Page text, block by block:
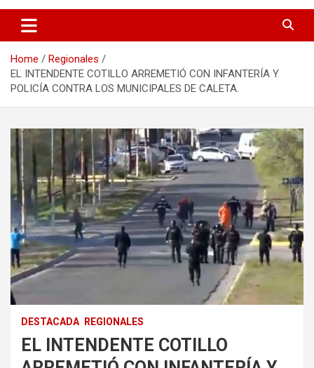
Home
Regionales
EL INTENDENTE COTILLO ARREMETIÓ CON INFANTERÍA Y
POLICÍA CONTRA LOS MUNICIPALES DE CALETA.
DESTACADA REGIONALES
EL INTENDENTE COTILLO